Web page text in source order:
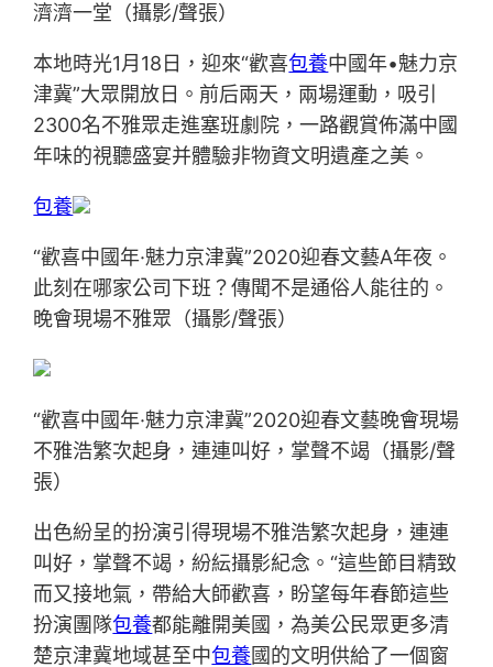
濟濟一堂（攝影/聲張）
本地時光1月18日，迎來“歡喜包養中國年•魅力京
津冀”大眾開放日。前后兩天，兩場運動，吸引
2300名不雅眾走進塞班劇院，一路觀賞佈滿中國
年味的視聽盛宴并體驗非物資文明遺產之美。
包養
“歡喜中國年·魅力京津冀”2020迎春文藝A年夜。
此刻在哪家公司下班？傳聞不是通俗人能往的。
晚會現場不雅眾（攝影/聲張）
“歡喜中國年·魅力京津冀”2020迎春文藝晚會現場
不雅浩繁次起身，連連叫好，掌聲不竭（攝影/聲
張）
出色紛呈的扮演引得現場不雅浩繁次起身，連連
叫好，掌聲不竭，紛紜攝影紀念。“這些節目精致
而又接地氣，帶給大師歡喜，盼望每年春節這些
扮演團隊包養都能離開美國，為美公民眾更多清
楚京津冀地域甚至中包養國的文明供給了一個窗